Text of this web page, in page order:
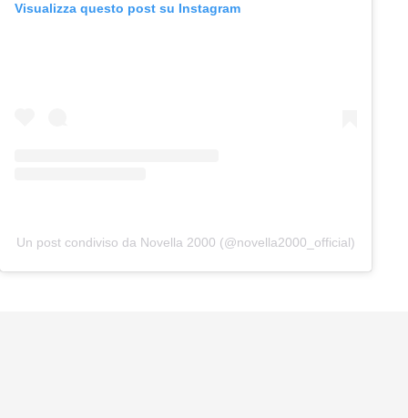
Visualizza questo post su Instagram
Un post condiviso da Novella 2000 (@novella2000_official)